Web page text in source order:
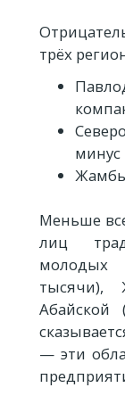
трёх
минус
Меньше
лиц
молодых
тысячи),
Абайской
— эти